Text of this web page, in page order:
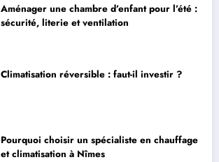
Aménager une chambre d’enfant pour l’été :
sécurité, literie et ventilation
Climatisation réversible : faut-il investir ?
Pourquoi choisir un spécialiste en chauffage
et climatisation à Nîmes